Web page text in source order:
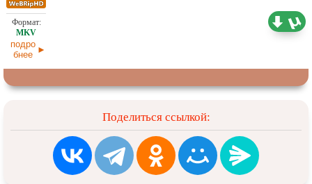
подро
бнее
Поделиться ссылкой: